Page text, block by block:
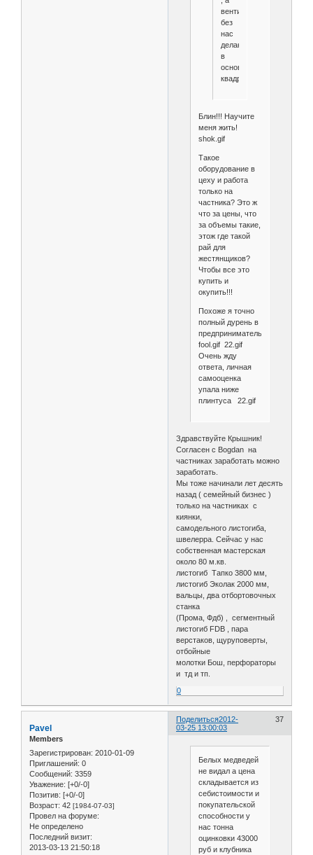
вентиляцию
без
нас
делают
в
основном
квадратную
Блин!!! Научите
меня жить!
shok.gif
Такое
оборудование в
цеху и работа
только на
частника? Это ж
что за цены, что
за объемы такие,
этож где такой
рай для
жестянщиков?
Чтобы все это
купить и
окупить!!!
Похоже я точно
полный дурень в
предпринимательстве
fool.gif 22.gif
Очень жду
ответа, личная
самооценка
упала ниже
плинтуса 22.gif
Здравствуйте Крышник!
Согласен с Bogdan на
частниках заработать можно
заработать.
Мы тоже начинали лет десять
назад ( семейный бизнес )
только на частниках с
киянки,
самодельного листогиба,
швелерра. Сейчас у нас
собственная мастерская
около 80 м.кв.
листогиб Тапко 3800 мм,
листогиб Эколак 2000 мм,
вальцы, два отбортовочных
станка
(Прома, Фдб) , сегментный
листогиб FDB , пара
верстаков, щуруповерты,
отбойные
молотки Бош, перфораторы
и тд и тп.
0
Поделиться 37
2012-
03-25 13:00:03
Pavel
Members
Зарегистрирован: 2010-01-09
Приглашений: 0
Сообщений: 3359
Уважение: [+0/-0]
Позитив: [+0/-0]
Возраст: 42 [1984-07-03]
Провел на форуме:
Не определено
Последний визит:
2013-03-13 21:50:18
Белых медведей
не видал а цена
складывается из
себистоимости и
покупательской
способности у
нас тонна
оцинковки 43000
руб и клубника